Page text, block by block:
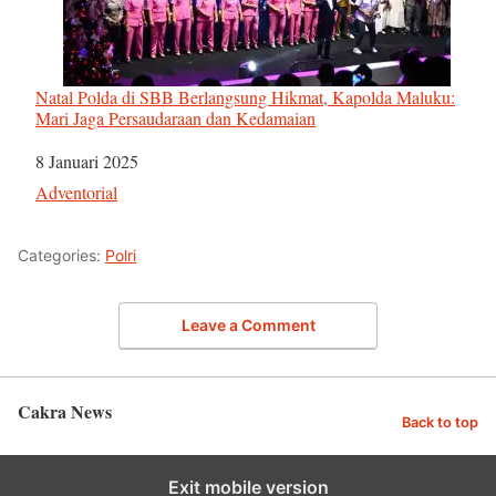
Natal Polda di SBB Berlangsung Hikmat, Kapolda Maluku:
Mari Jaga Persaudaraan dan Kedamaian
Tanggal
8 Januari 2025
Sehubungan dengan
Adventorial
Categories: Polri
Leave a Comment
Cakra News Back to top
Exit mobile version